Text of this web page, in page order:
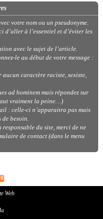
votre nom ou un pseudonyme.
d’aller à l’essentiel et d’éviter les
avec le sujet de l’article.
le au début de votre message :
caractère raciste, sexiste,
ad hominem mais répondez sur
vraiment la peine…)
: celle-ci n’apparaitra pas mais
de besoin.
responsable du site, merci de ne
de contact (dans le menu
Web